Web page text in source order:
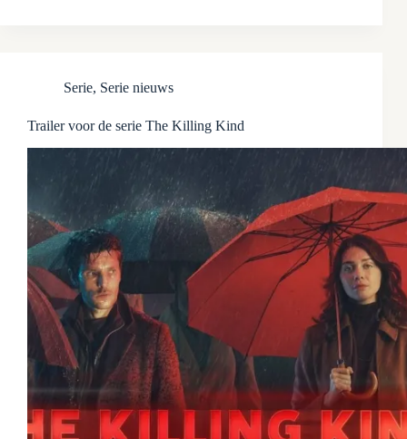
Serie, Serie nieuws
Trailer voor de serie The Killing Kind